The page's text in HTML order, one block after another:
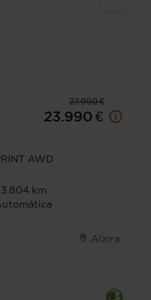
27.990 €
23.990 €
AWD
km
Alzira